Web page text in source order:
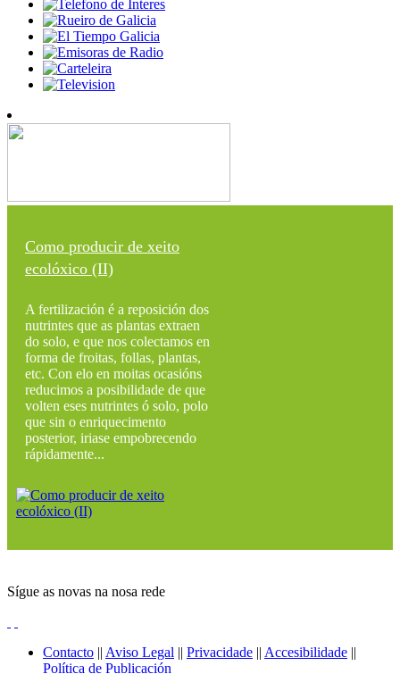
Como producir de xeito
ecolóxico (II)
A fertilización é a reposición dos
nutrintes que as plantas extraen
do solo, e que nos colectamos en
forma de froitas, follas, plantas,
etc. Con elo en moitas ocasións
reducimos a posibilidade de que
volten eses nutrintes ó solo, polo
que sin o enriquecimento
posterior, iriase empobrecendo
rápidamente...
Sígue as novas na nosa rede
Contacto || Aviso Legal || Privacidade || Accesibilidade ||
Política de Publicación